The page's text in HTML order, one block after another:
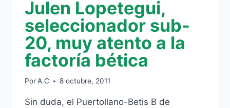
Julen Lopetegui,
seleccionador sub-
20, muy atento a la
factoría bética
PorA.C 8 octubre, 2011
Sin duda, el Puertollano-Betis B de